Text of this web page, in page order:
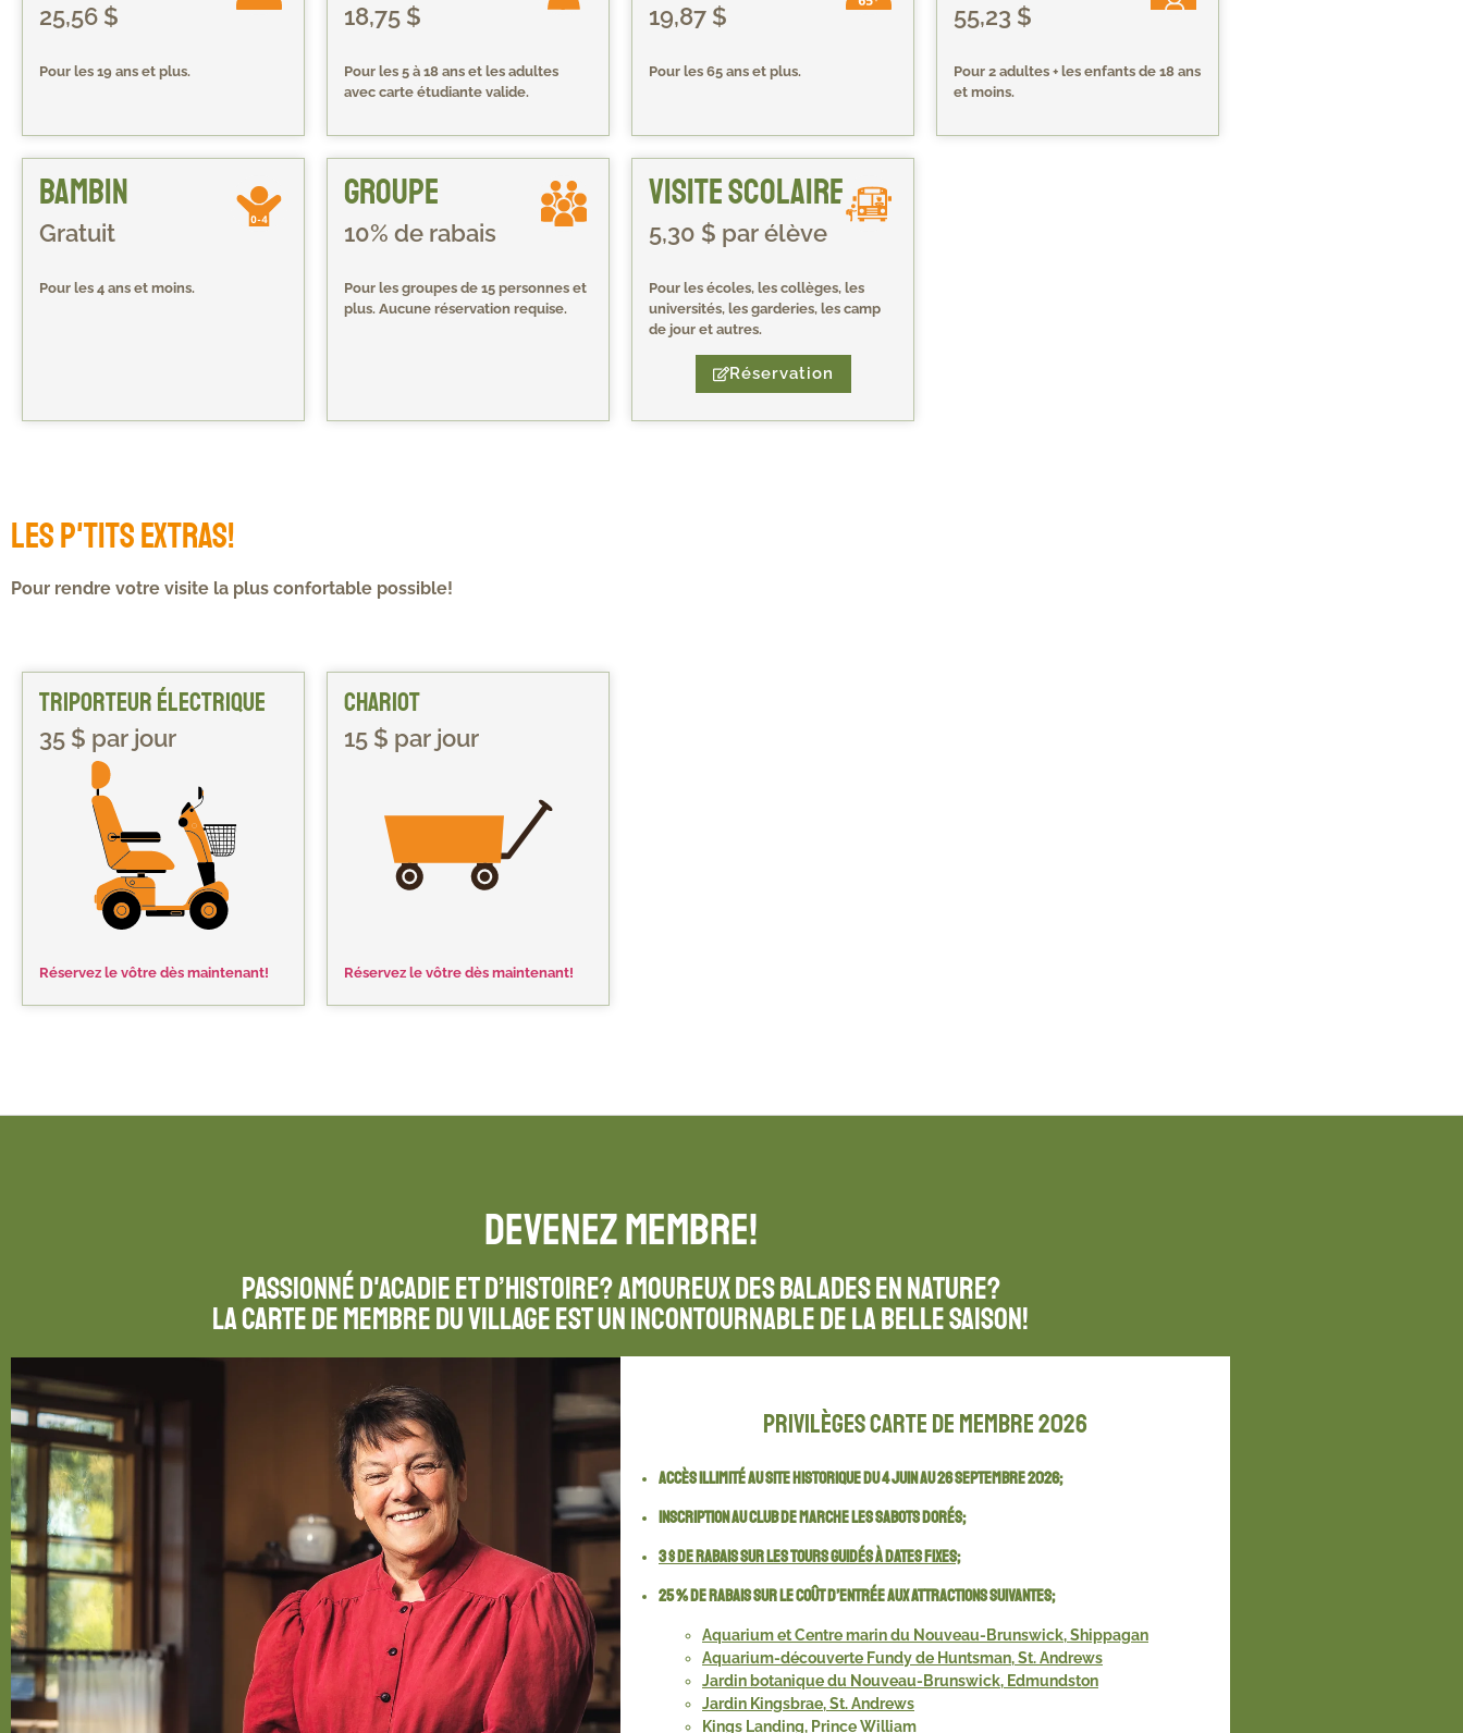
25,56 $
Pour les 19 ans et plus.
18,75 $
Pour les 5 à 18 ans et les adultes
avec carte étudiante valide.
19,87 $
Pour les 65 ans et plus.
55,23 $
Pour 2 adultes + les enfants de 18 ans
et moins.
Bambin
Gratuit
Pour les 4 ans et moins.
Groupe
10% de rabais
Pour les groupes de 15 personnes et
plus. Aucune réservation requise.
Visite scolaire
5,30 $ par élève
Pour les écoles, les collèges, les
universités, les garderies, les camp
de jour et autres.
Réservation
Les p'tits extras!
Pour rendre votre visite la plus confortable possible!
Triporteur électrique
35 $ par jour
Réservez le vôtre dès maintenant!
Chariot
15 $ par jour
Réservez le vôtre dès maintenant!
Devenez membre!
Passionné d'Acadie et d’histoire? Amoureux des balades en nature?
La carte de membre du Village est un incontournable de la belle saison!
Privilèges carte de membre 2026
Accès illimité au site historique du 4 juin au 26 septembre 2026;
Inscription au club de marche Les Sabots dorés;
3 $ de rabais sur les tours guidés à dates fixes;
25 % de rabais sur le coût d’entrée aux attractions suivantes;
Aquarium et Centre marin du Nouveau-Brunswick, Shippagan
Aquarium-découverte Fundy de Huntsman, St. Andrews
Jardin botanique du Nouveau-Brunswick, Edmundston
Jardin Kingsbrae, St. Andrews
Kings Landing, Prince William